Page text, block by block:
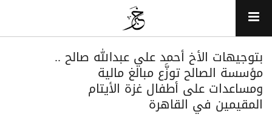
بتوجيهات الأخ أحمد علي عبدالله صالح ..
مؤسسة الصالح توزَّع مبالغ مالية
ومساعدات على أطفال غزة الأيتام
المقيمين في القاهرة